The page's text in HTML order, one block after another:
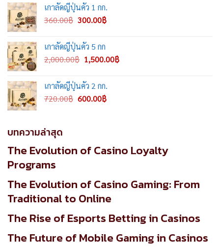
1,180.00฿.
เกาลัดญี่ปุ่นคั่ว 1 กก.
360.00฿ Original
was:
360.00฿.
300.00฿Current
เกาลัดญี่ปุ่นคั่ว 5 กก
2,000.00฿ Original
was:
2,000.00฿.
1,500.00฿Current
เกาลัดญี่ปุ่นคั่ว 2 กก.
720.00฿ Original
600.00฿Current
บทความล่าสุด
The Evolution of Casino Loyalty
Programs
The Evolution of Casino Gaming: From
Traditional to Online
The Rise of Esports Betting in Casinos
The Future of Mobile Gaming in Casinos